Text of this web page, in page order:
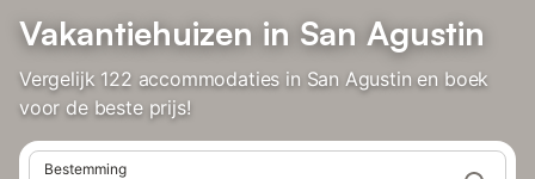
Vakantiehuizen in San Agustin
Vergelijk 122 accommodaties in San Agustin en boek
voor de beste prijs!
Bestemming